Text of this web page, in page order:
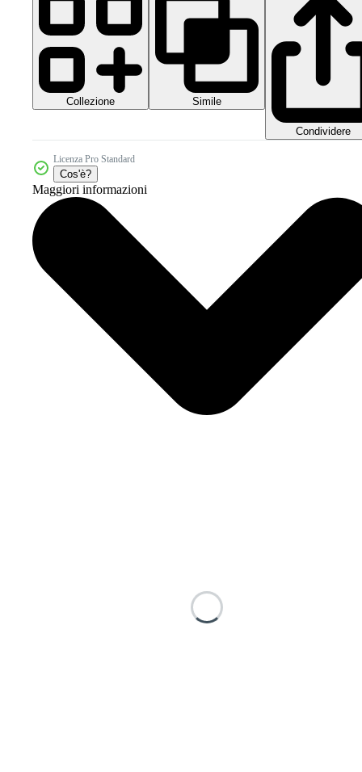
Collezione Simile
Condividere
Licenza Pro Standard
Cos'è?
Maggiori informazioni